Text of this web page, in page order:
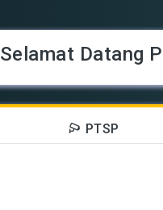
Selamat Datang
PTSP